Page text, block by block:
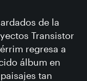
de la
Transistor
regresa a
álbum en
tan